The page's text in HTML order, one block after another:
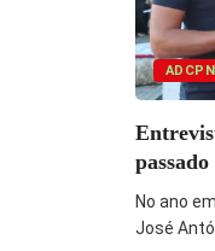
ADCPN
No ano
José